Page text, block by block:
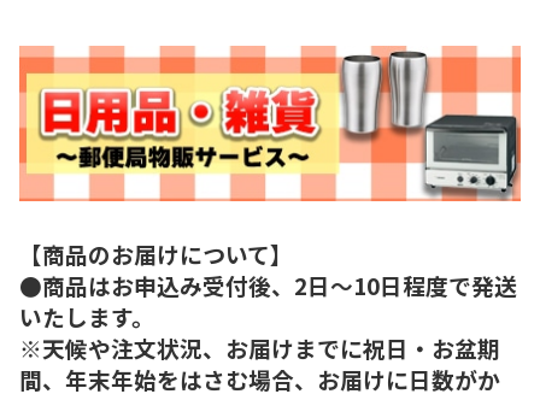
【商品のお届けについて】
●商品はお申込み受付後、2日～10日程度で発送
いたします。
※天候や注文状況、お届けまでに祝日・お盆期
間、年末年始をはさむ場合、お届けに日数がか